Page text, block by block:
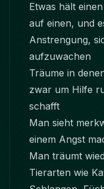
Etwas hält
auf einen, und
Anstrengung,
aufzuwachen
Träume in
zwar um Hilfe
schafft
Man sieht
einem Angst
Man träumt
Tierarten wie